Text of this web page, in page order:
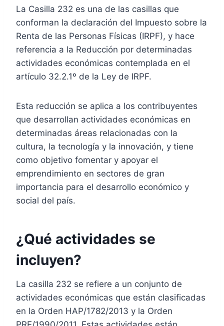
La Casilla 232 es una de las casillas que
conforman la declaración del Impuesto sobre la
Renta de las Personas Físicas (IRPF), y hace
referencia a la Reducción por determinadas
actividades económicas contemplada en el
artículo 32.2.1º de la Ley de IRPF.
Esta reducción se aplica a los contribuyentes
que desarrollan actividades económicas en
determinadas áreas relacionadas con la
cultura, la tecnología y la innovación, y tiene
como objetivo fomentar y apoyar el
emprendimiento en sectores de gran
importancia para el desarrollo económico y
social del país.
¿Qué actividades se
incluyen?
La casilla 232 se refiere a un conjunto de
actividades económicas que están clasificadas
en la Orden HAP/1782/2013 y la Orden